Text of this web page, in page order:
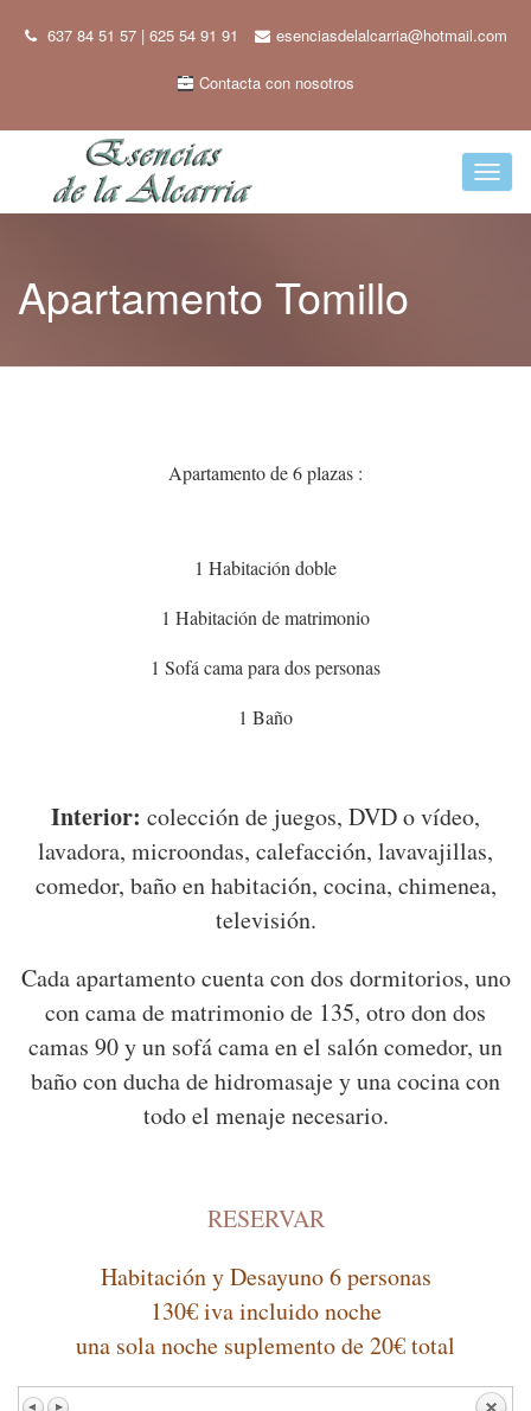
637 84 51 57 | 625 54 91 91 esenciasdelalcarria@hotmail.com
Contacta con nosotros
Toggle
Apartamento Tomillo
Apartamento de 6 plazas :
1 Habitación doble
1 Habitación de matrimonio
1 Sofá cama para dos personas
1 Baño
Interior: colección de juegos, DVD o vídeo,
lavadora, microondas, calefacción, lavavajillas,
comedor, baño en habitación, cocina, chimenea,
televisión.
Cada apartamento cuenta con dos dormitorios, uno
con cama de matrimonio de 135, otro don dos
camas 90 y un sofá cama en el salón comedor, un
baño con ducha de hidromasaje y una cocina con
todo el menaje necesario.
RESERVAR
Habitación y Desayuno 6 personas
130€ iva incluido noche
una sola noche suplemento de 20€ total